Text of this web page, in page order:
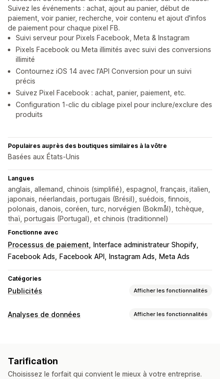
Suivez les événements : achat, ajout au panier, début de
paiement, voir panier, recherche, voir contenu et ajout d'infos
de paiement pour chaque pixel FB.
Suivi serveur pour Pixels Facebook, Meta & Instagram
Pixels Facebook ou Meta illimités avec suivi des conversions
illimité
Contournez iOS 14 avec l'API Conversion pour un suivi
précis
Suivez Pixel Facebook : achat, panier, paiement, etc.
Configuration 1-clic du ciblage pixel pour inclure/exclure des
produits
Populaires auprès des boutiques similaires à la vôtre
Basées aux États-Unis
Langues
anglais, allemand, chinois (simplifié), espagnol, français, italien,
japonais, néerlandais, portugais (Brésil), suédois, finnois,
polonais, danois, coréen, turc, norvégien (Bokmål), tchèque,
thaï, portugais (Portugal), et chinois (traditionnel)
Fonctionne avec
Processus de paiement
Interface administrateur Shopify
Facebook Ads
Facebook API Instagram Ads Meta Ads
Catégories
Publicités Afficher les fonctionnalités
Ciblage
Plateforme Reciblage
Analyses de données Afficher les fonctionnalités
Tarification
Choisissez le forfait qui convient le mieux à votre entreprise.